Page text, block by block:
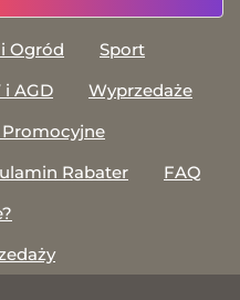
Ogród
Sport
i AGD
Wyprzedaże
Rabater
FAQ